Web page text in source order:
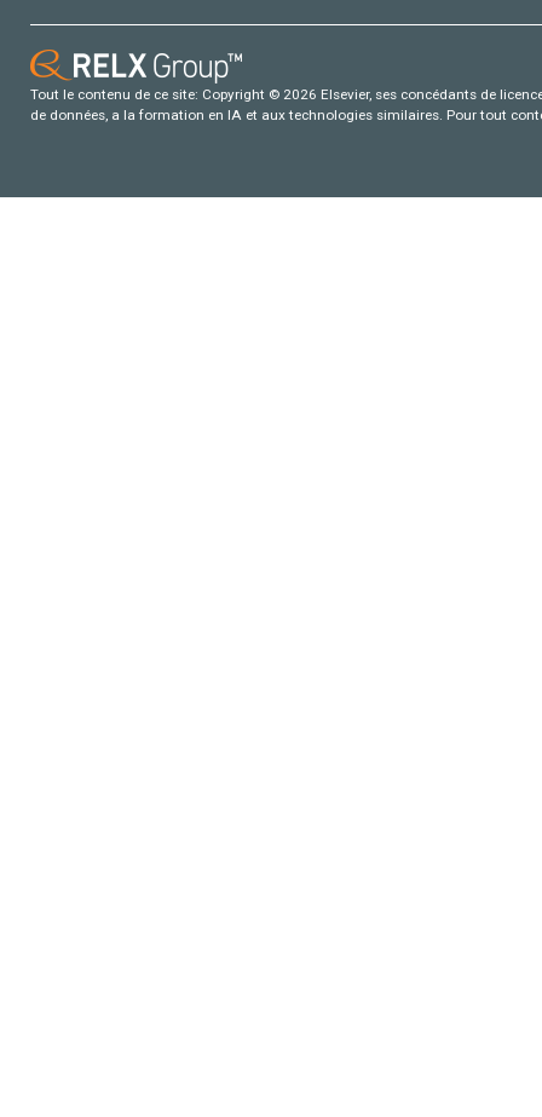
Tout le contenu de ce site: Copyright © 2026 Elsevier, ses concédants de
de données, a la formation en IA et aux technologies similaires. Pour tout